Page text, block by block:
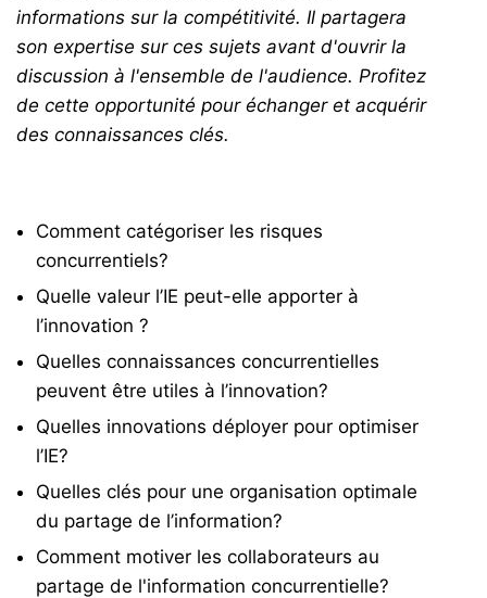
informations sur la compétitivité. Il partagera
son expertise sur ces sujets avant d'ouvrir la
discussion à l'ensemble de l'audience. Profitez
de cette opportunité pour échanger et acquérir
des connaissances clés.
Comment catégoriser les risques
concurrentiels?
Quelle valeur l’IE peut-elle apporter à
l’innovation ?
Quelles connaissances concurrentielles
peuvent être utiles à l’innovation?
Quelles innovations déployer pour optimiser
l’IE?
Quelles clés pour une organisation optimale
du partage de l’information?
Comment motiver les collaborateurs au
partage de l'information concurrentielle?